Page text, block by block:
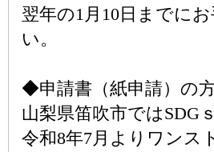
翌年の1月10日までに
い。
◆申請書（紙申請）の
山梨県笛吹市ではSDG
令和8年7月よりワンス